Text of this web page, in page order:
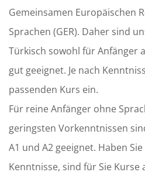
Gemeinsamen Europäischen
Sprachen (GER). Daher sind
Türkisch sowohl für Anfänger
gut geeignet. Je nach
passenden Kurs ein.
Für reine Anfänger ohne
geringsten Vorkenntnissen
A1 und A2 geeignet. Haben
Kenntnisse, sind für Sie Kurse